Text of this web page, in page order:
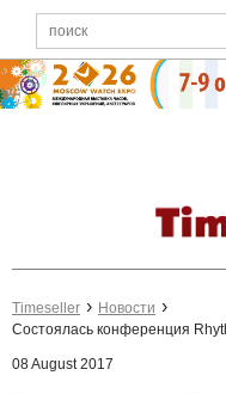
Timeseller
Новости
Состоялась конференция
08 August 2017